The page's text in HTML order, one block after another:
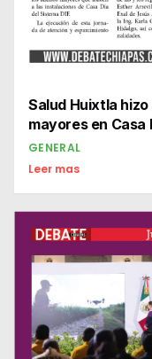
Salud Huixtla
mayores en Casa
GENERAL
Leer mas